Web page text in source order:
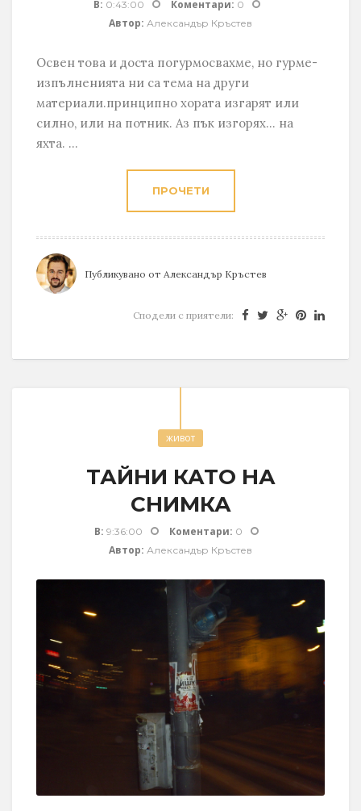
В: 0:43:00 Коментари: 0
Автор: Александър Кръстев
Освен това и доста погурмосвахме, но гурме-
изпълненията ни са тема на други
материали.принципно хората изгарят или
силно, или на потник. Аз пък изгорях... на
яхта. ...
ПРОЧЕТИ
Публикувано от Александър Кръстев
Сподели с приятели:
живот
ТАЙНИ КАТО НА
СНИМКА
В: 9:36:00 Коментари: 0
Автор: Александър Кръстев